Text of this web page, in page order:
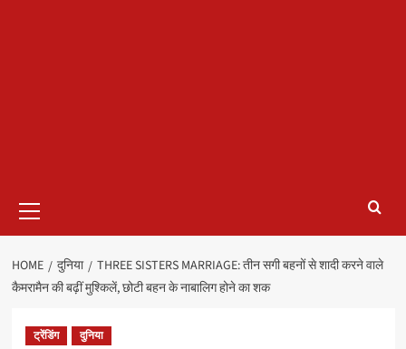
Menu
HOME दुनिया
THREE SISTERS MARRIAGE: तीन सगी बहनों से शादी करने वाले
कैमरामैन की बढ़ीं मुश्किलें, छोटी बहन के नाबालिग होने का शक
ट्रेंडिंग दुनिया